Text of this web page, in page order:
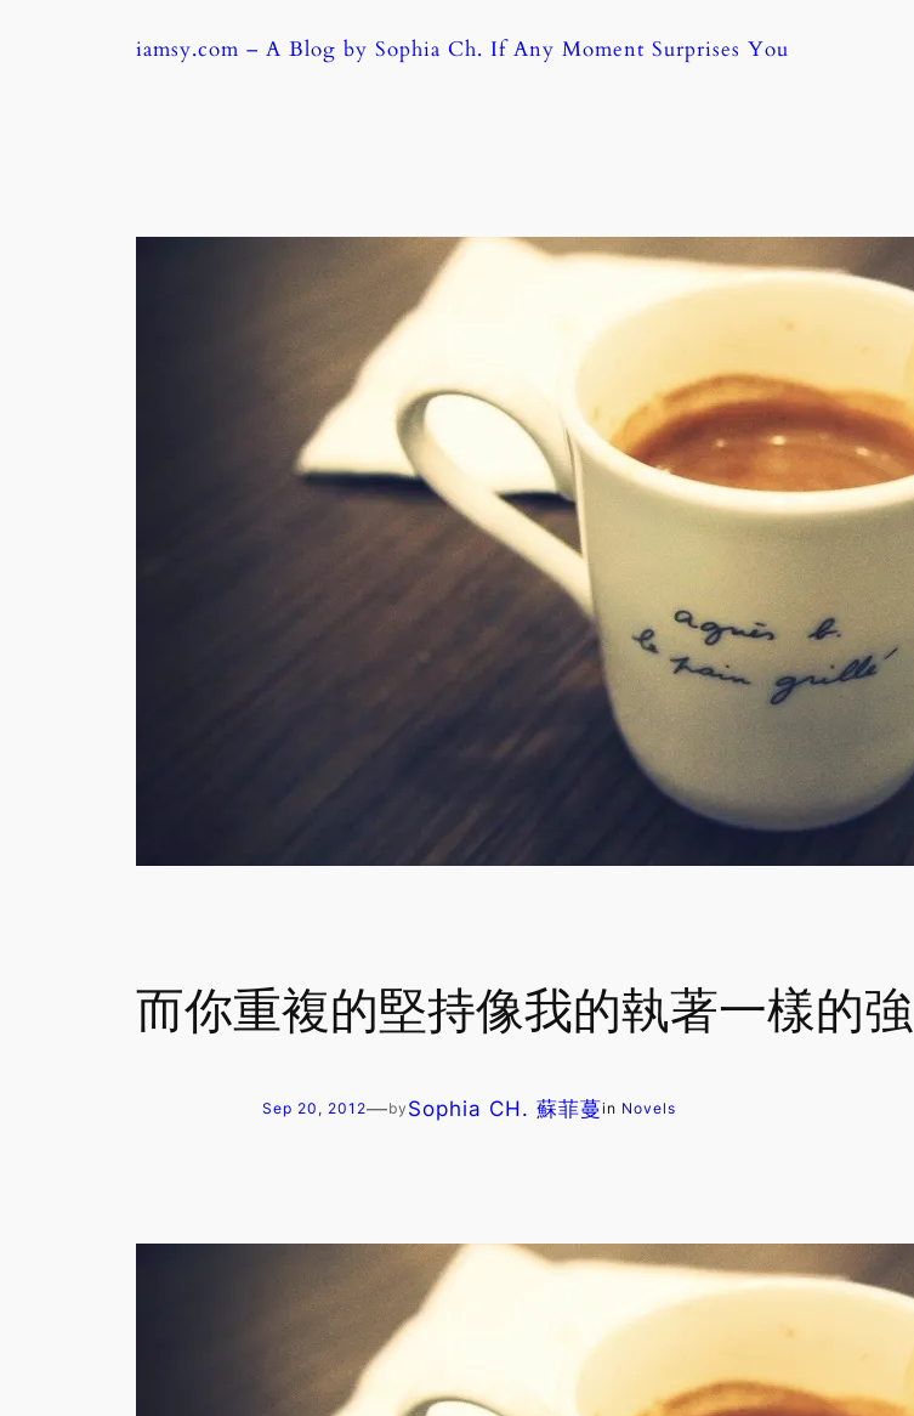
iamsy.com – A Blog by Sophia Ch. If Any Moment Surprises You
而你重複的堅持像我的執著一樣的強
Sep 20, 2012—by Sophia CH. 蘇菲蔓in Novels